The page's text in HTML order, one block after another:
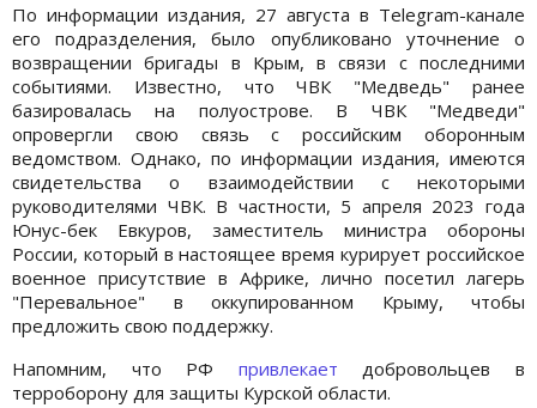
По информации издания, 27 августа в Telegram-канале
его подразделения, было опубликовано уточнение о
возвращении бригады в Крым, в связи с последними
событиями. Известно, что ЧВК "Медведь" ранее
базировалась на полуострове. В ЧВК "Медведи"
опровергли свою связь с российским оборонным
ведомством. Однако, по информации издания, имеются
свидетельства о взаимодействии с некоторыми
руководителями ЧВК. В частности, 5 апреля 2023 года
Юнус-бек Евкуров, заместитель министра обороны
России, который в настоящее время курирует российское
военное присутствие в Африке, лично посетил лагерь
"Перевальное" в оккупированном Крыму, чтобы
предложить свою поддержку.
Напомним, что РФ привлекает добровольцев в
терроборону для защиты Курской области.